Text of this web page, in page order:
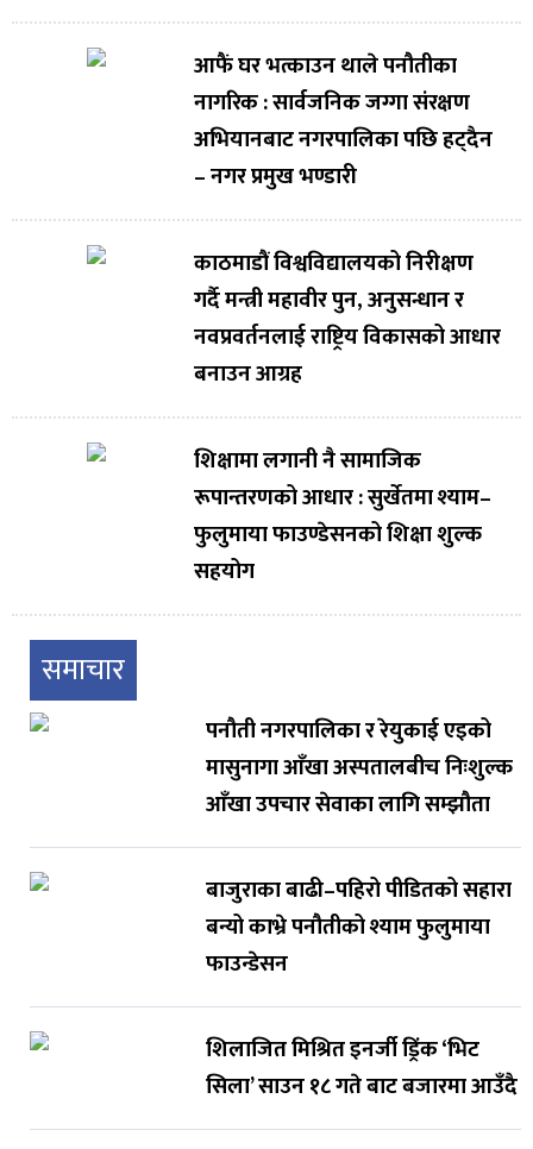
आफैं घर भत्काउन थाले पनौतीका
नागरिक : सार्वजनिक जग्गा संरक्षण
अभियानबाट नगरपालिका पछि हट्दैन
– नगर प्रमुख भण्डारी
काठमाडौं विश्वविद्यालयको निरीक्षण
गर्दै मन्त्री महावीर पुन, अनुसन्धान र
नवप्रवर्तनलाई राष्ट्रिय विकासको आधार
बनाउन आग्रह
शिक्षामा लगानी नै सामाजिक
रूपान्तरणको आधार : सुर्खेतमा श्याम–
फुलुमाया फाउण्डेसनको शिक्षा शुल्क
सहयोग
समाचार
पनौती नगरपालिका र रेयुकाई एइको
मासुनागा आँखा अस्पतालबीच निःशुल्क
आँखा उपचार सेवाका लागि सम्झौता
बाजुराका बाढी–पहिरो पीडितको सहारा
बन्यो काभ्रे पनौतीको श्याम फुलुमाया
फाउन्डेसन
शिलाजित मिश्रित इनर्जी ड्रिंक ‘भिट
सिला’ साउन १८ गते बाट बजारमा आउँदै